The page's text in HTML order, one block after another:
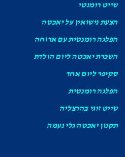
שייט רומנטי
הצעת נישואין על יאכטה
הפלגה רומנטית עם ארוחה
השכרת יאכטה ליום הולדת
סקיפר ליום אחד
הפלגה רומנטית
שייט זוגי בהרצליה
תקנון יאכטה גלי נעמה